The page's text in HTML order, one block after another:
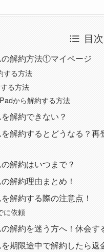
目次
解約方法①マイページ
する方法
る方法
から解約する方法
解約できない？
解約するとどうなる？再
解約はいつまで？
解約理由まとめ！
解約する際の注意点！
に依頼
解約を迷う方へ！休会す
期限途中で解約したら返